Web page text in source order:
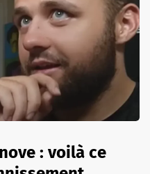
: voilà ce